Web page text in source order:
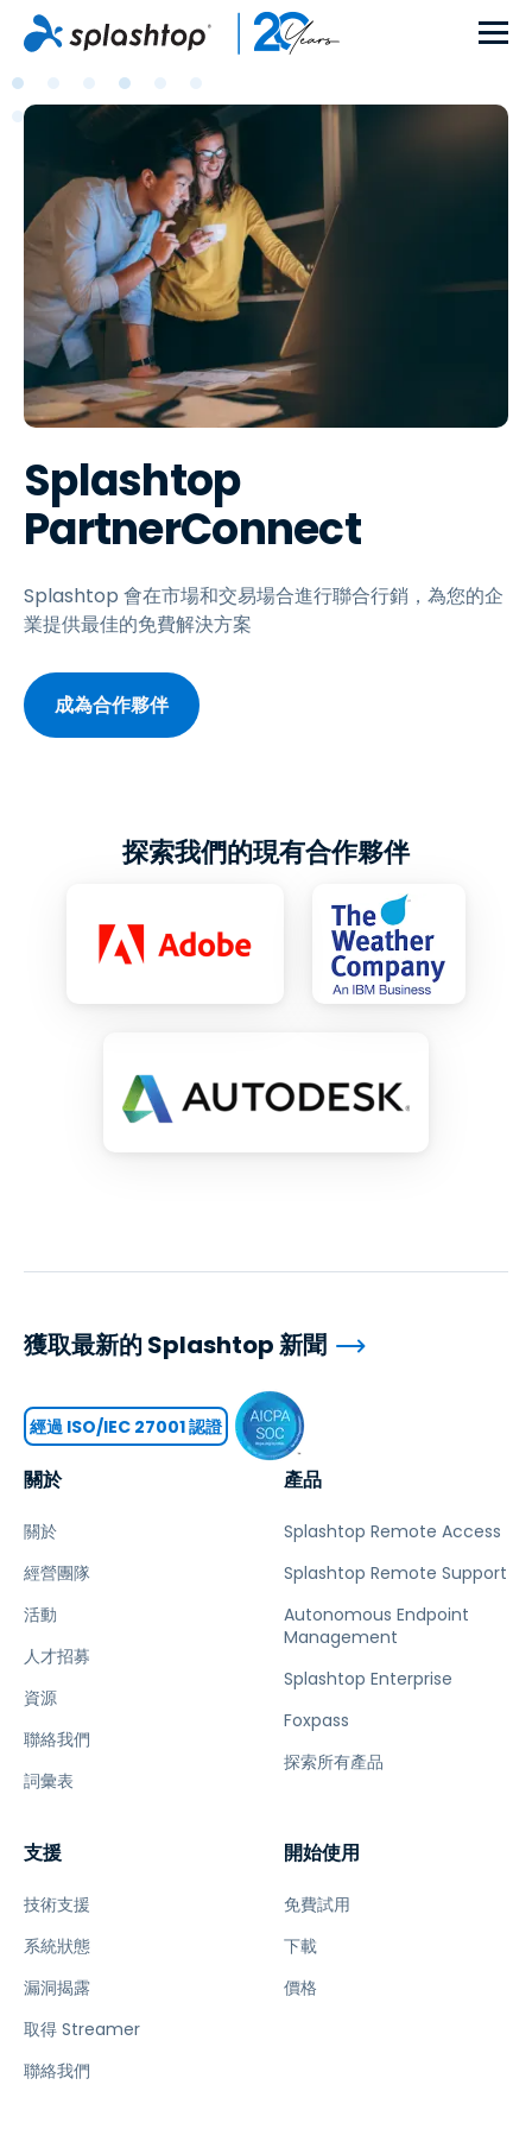
Splashtop
PartnerConnect
Splashtop 會在市場和交易場合進行聯合行銷，為您的企
業提供最佳的免費解決方案
成為合作夥伴
探索我們的現有合作夥伴
關於
關於
經營團隊
活動
人才招募
資源
聯絡我們
詞彙表
產品
Splashtop Remote Access
Splashtop Remote Support
Autonomous Endpoint
Management
Splashtop Enterprise
Foxpass
探索所有產品
支援
技術支援
系統狀態
漏洞揭露
取得 Streamer
聯絡我們
開始使用
免費試用
下載
價格
獲取最新的 Splashtop 新聞
經過 ISO/IEC 27001 認證